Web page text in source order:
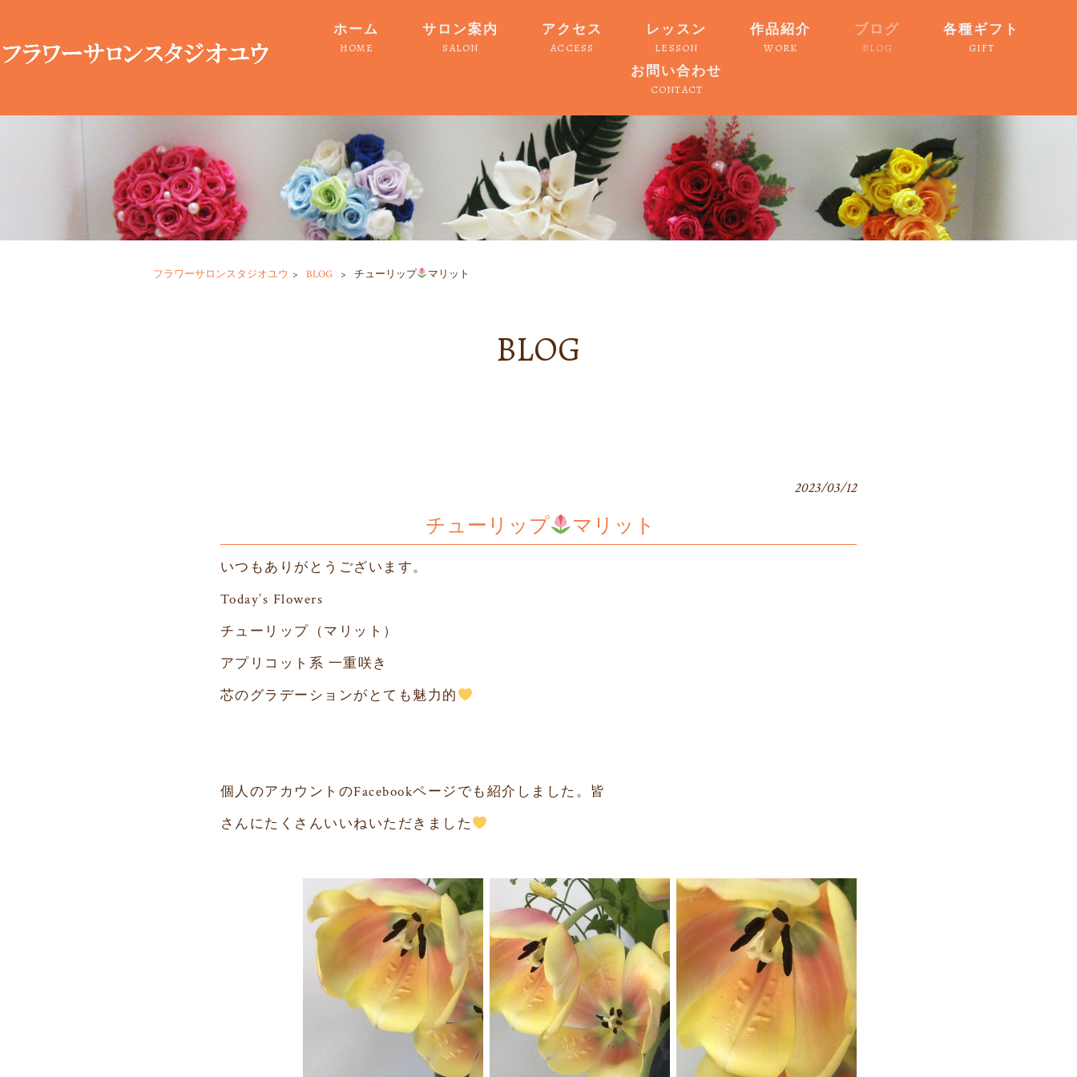
ホーム
HOME
サロン案内
SALON
アクセス
ACCESS
レッスン
LESSON
作品紹介
WORK
ブログ
BLOG
各種ギフト
GIFT
お問い合わせ
CONTACT
フラワーサロンスタジオユウ > BLOG > チューリップ マリット
BLOG
2023/03/12
チューリップ マリット
いつもありがとうございます。
Today’s Flowers
チューリップ（マリット）
アプリコット系 一重咲き
芯のグラデーションがとても魅力的
個人のアカウントのFacebookページでも紹介しました。皆
さんにたくさんいいねいただきました